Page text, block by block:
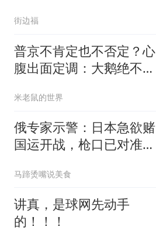
街边福
普京不肯定也不否定？心
腹出面定调：大鹅绝不打
米老鼠的世界
俄专家示警：日本急欲赌
国运开战，枪口已对准中
马蹄烫嘴说美食
讲真，是球网先动手
的！！！